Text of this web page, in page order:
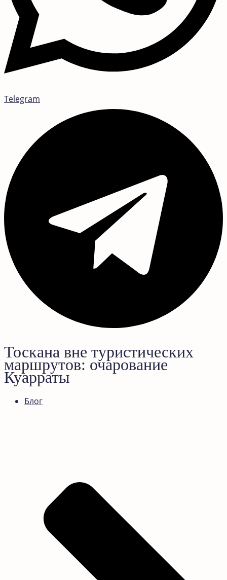
Telegram
Тоскана вне туристических
маршрутов: очарование
Куарраты
Блог